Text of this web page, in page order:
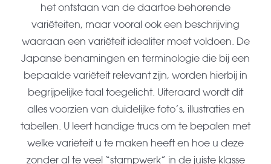
het ontstaan van de daartoe behorende
variëteiten, maar vooral ook een beschrij­ving
waaraan een variëteit idealiter moet voldoen. De
Japanse benamingen en terminologie die bij een
bepaalde variëteit relevant zijn, worden hierbij in
begrijpelijke taal toegelicht. Uiteraard wordt dit
alles voorzien van duidelijke foto’s, illustraties en
tabellen. U leert handige trucs om te bepalen met
welke variëteit u te maken heeft en hoe u deze
zonder al te veel “stampwerk” in de juiste klasse